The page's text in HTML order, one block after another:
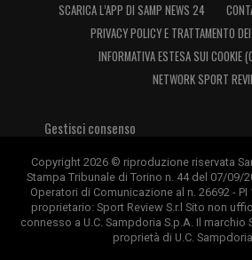
per l’attacco, ritorno di
Thorsby. Martinelli verso
Cherubini Sampdoria,
ma serve una mossa
La partita perLuigi
aperta, ma il margine di
restringersi rapidamente. La
conosce bene il valore del
SCARICA L’APP DI SAMP NEWS 24
PRIVACY POLICY E TRATTAMENTO
INFORMATIVA ESTESA SUI COOKIE
NETWORK SPORT
Gestisci consenso
Copyright 2026 © riproduzione riservata
Stampa Tribunale di Torino n. 44 del 07/09/
Operatori di Comunicazione al n. 26692 -
proprietario: Sport Review S.r.l Sito non
connesso a U.C. Sampdoria S.p.A. Il
proprietà di U.C. Sampdoria